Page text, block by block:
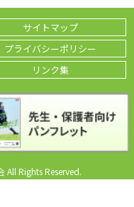
サイトマップ
プライバシーポリシー
リンク集
Rights Reserved.